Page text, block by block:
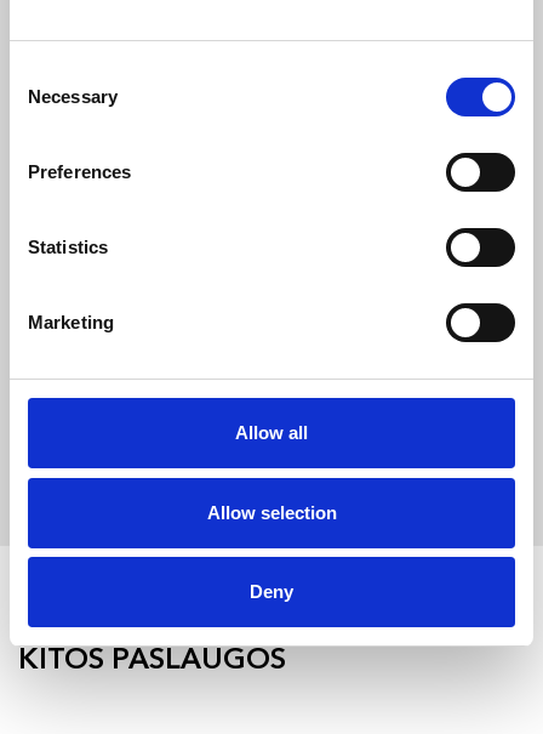
Selection
Necessary
Preferences
Statistics
Marketing
Allow all
Allow selection
Deny
raumenų darbas, sąnarių paslankumas. Kūdikių mankšta
koreguoja raidos vystymosi sutrikimus, raumenų tonuso
disbalansą. Kineziterapijos kūdikiams metu taikomas
masažas, atliekami pasyvūs ir skatinami aktyvūs judesiai,
volą lavinama kūdikio pusiausvyra. Mankštos metu
svarbiausių mankštos elementų. Tai leidžia tėvams geriau
KITOS PASLAUGOS